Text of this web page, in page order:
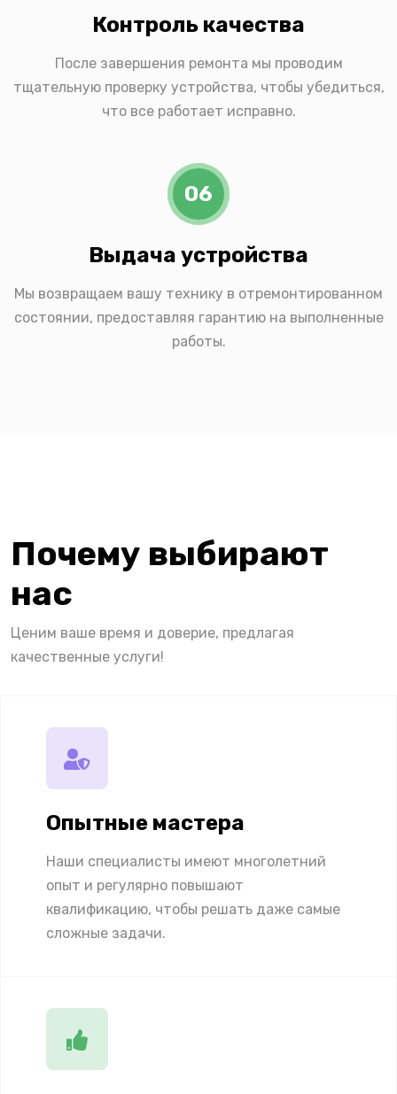
Контроль качества
После завершения ремонта мы проводим
тщательную проверку устройства, чтобы убедиться,
что все работает исправно.
06
Выдача устройства
Мы возвращаем вашу технику в отремонтированном
состоянии, предоставляя гарантию на выполненные
работы.
Почему выбирают
нас
Ценим ваше время и доверие, предлагая
качественные услуги!
Опытные мастера
Наши специалисты имеют многолетний
опыт и регулярно повышают
квалификацию, чтобы решать даже самые
сложные задачи.